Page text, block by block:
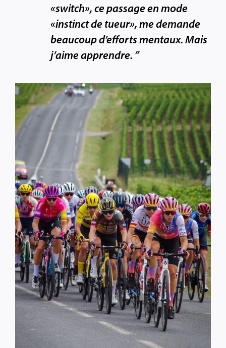
«switch», ce passage en mode
«instinct de tueur», me demande
beaucoup d’efforts mentaux. Mais
j’aime apprendre. ”